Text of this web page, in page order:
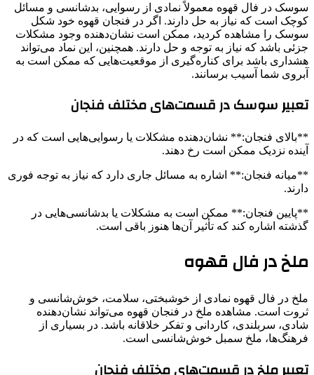
سوسک در فال قهوه معمولاً نمادی از رسوایی، بدشانسی و مسائل
کوچک است که نیاز به حل دارند. اگر در فنجان قهوه خود شکل
سوسک را مشاهده کردید، ممکن است نشان‌دهنده وجود مشکلات
جزئی باشد که نیاز به توجه و حل دارند. همچنین، این نماد می‌تواند
هشداری باشد برای کناره‌گیری از موقعیت‌هایی که ممکن است به
آبروی شما آسیب برسانند.
تعبیر سوسک در قسمت‌های مختلف فنجان
**بالای فنجان:** نشان‌دهنده مشکلات یا رسوایی‌هایی است که در
آینده نزدیک ممکن است رخ دهند.
**میانه فنجان:** اشاره به مسائل جاری دارد که نیاز به توجه فوری
دارند.
**پایین فنجان:** ممکن است به مشکلات یا بدشانسی‌هایی در
گذشته اشاره کند که تأثیر آن‌ها هنوز باقی است.
ملخ در فال قهوه
ملخ در فال قهوه نمادی از خوشبختی، سلامت، خوش‌شانسی و
ثروت است. مشاهده ملخ در فنجان قهوه می‌تواند نشان‌دهنده
شادی، سربلندی، کاردانی و تفکر خلاقانه باشد. در بسیاری از
فرهنگ‌ها، ملخ سمبل خوش‌شانسی است.
تعبیر ملخ در قسمت‌های مختلف فنجان